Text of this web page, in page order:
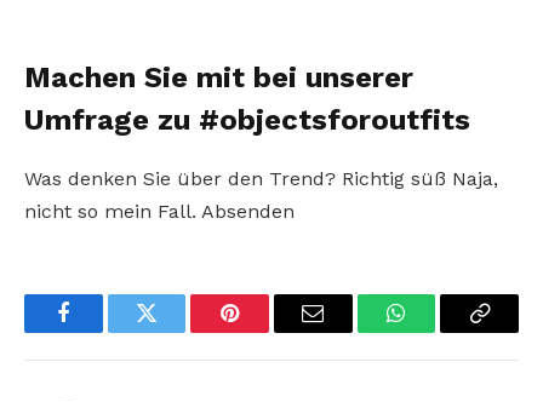
Machen Sie mit bei unserer
Umfrage zu #objectsforoutfits
Was denken Sie über den Trend? Richtig süß Naja,
nicht so mein Fall. Absenden
FacebookTwitter Pinterest Email WhatsAppCopy